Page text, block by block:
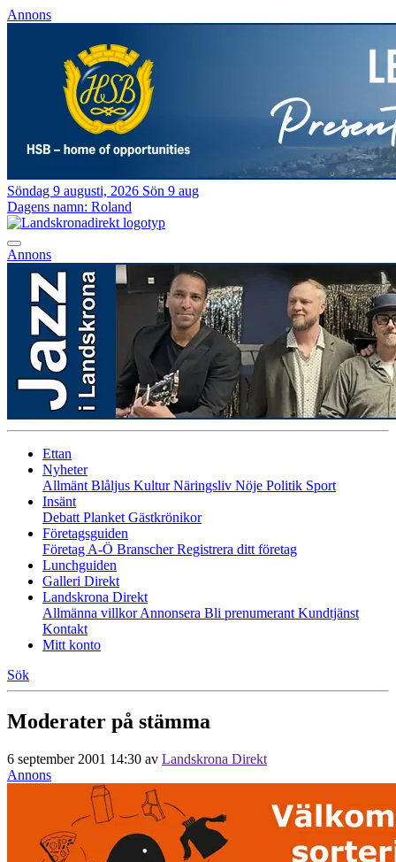
Annons
Söndag 9 augusti, 2026 Sön 9 aug
Dagens namn: Roland
Annons
Ettan
Nyheter
Allmänt Blåljus KulturNäringsliv Nöje Politik Sport
Insänt
Debatt Planket Gästkrönikor
Företagsguiden
Företag A-Ö BranscherRegistrera ditt företag
Lunchguiden
Galleri Direkt
Landskrona Direkt
Allmänna villkorAnnonsera Bli prenumerant Kundtjänst
Kontakt
Mitt konto
Sök
Moderater på stämma
6 september 2001 14:30 av Landskrona Direkt
Annons